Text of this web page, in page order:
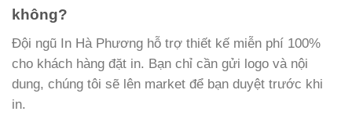
không?
Đội ngũ In Hà Phương hỗ trợ thiết kế miễn phí 100%
cho khách hàng đặt in. Bạn chỉ cần gửi logo và nội
dung, chúng tôi sẽ lên market để bạn duyệt trước khi
in.